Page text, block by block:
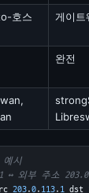
호스
게이트
완전
예시
↔ 외부 주소
203.0. 113. 1 dst